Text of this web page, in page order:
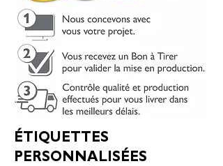
ÉTIQUETTES
PERSONNALISÉES